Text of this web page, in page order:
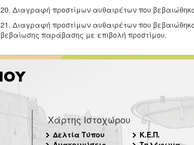
20. Διαγραφή προστίμων αυθαιρέτων που
21. Διαγραφή προστίμων αυθαιρέτων που
βεβαίωσης παράβασης με επιβολή προστίμου.
Χάρτης Ιστοχώρου
Δελτία Τύπου
Κ.Ε.Π.